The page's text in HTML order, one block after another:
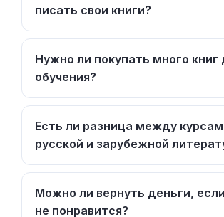
писать свои книги?
Нужно ли покупать много книг
обучения?
Есть ли разница между
русской и зарубежной
Можно ли вернуть деньги,
не понравится?